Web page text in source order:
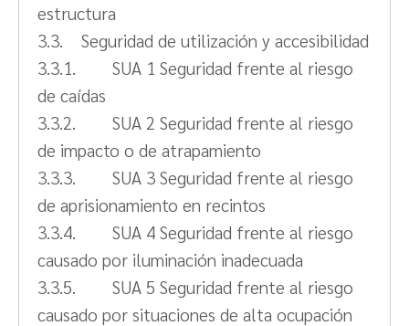
estructura
3.3. Seguridad de utilización y accesibilidad
3.3.1. SUA 1 Seguridad frente al riesgo
de caídas
3.3.2. SUA 2 Seguridad frente al riesgo
de impacto o de atrapamiento
3.3.3. SUA 3 Seguridad frente al riesgo
de aprisionamiento en recintos
3.3.4. SUA 4 Seguridad frente al riesgo
causado por iluminación inadecuada
3.3.5. SUA 5 Seguridad frente al riesgo
causado por situaciones de alta ocupación